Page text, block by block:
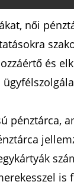
női
és
pénztárca,
is